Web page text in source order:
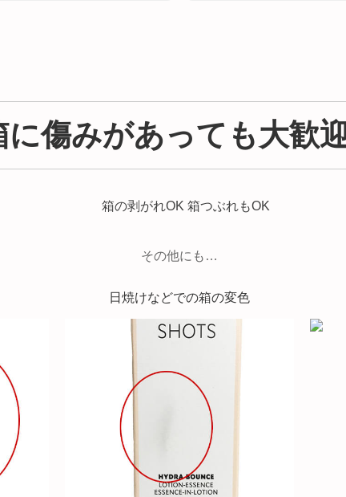
に傷みがあっても大歓迎
その他にも…
日焼けなどでの箱の変色